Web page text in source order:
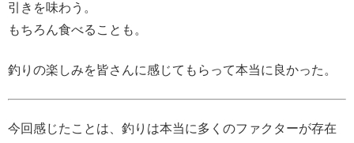
引きを味わう。
もちろん食べることも。
釣りの楽しみを皆さんに感じてもらって本当に良かった。
今回感じたことは、釣りは本当に多くのファクターが存在